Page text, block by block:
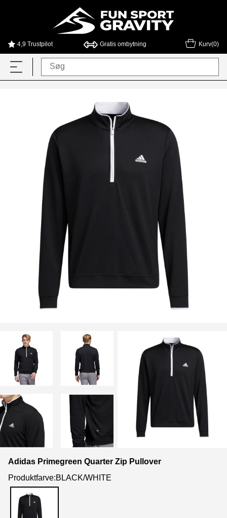
4,9 Trustpilot Gratis ombytning Kurv(0)
Adidas Primegreen Quarter Zip Pullover
Produktfarve:BLACK/WHITE